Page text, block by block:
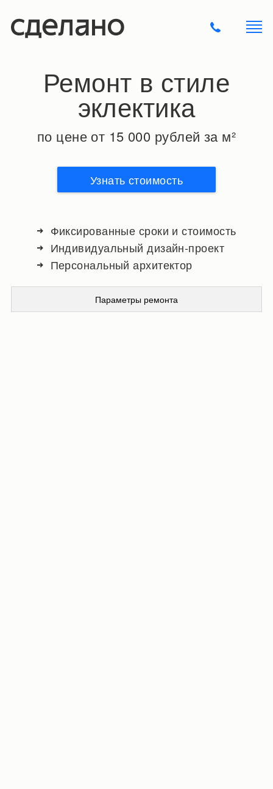
Ремонт в стиле
эклектика
по цене от 15 000 рублей за м²
Узнать стоимость
Фиксированные сроки и стоимость
Индивидуальный дизайн-проект
Персональный архитектор
Параметры ремонта